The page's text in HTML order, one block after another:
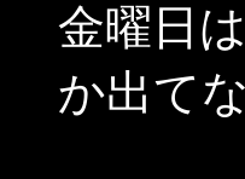
金曜日
か出てな